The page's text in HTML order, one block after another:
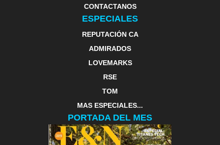
CONTACTANOS
ESPECIALES
REPUTACIÓN CA
ADMIRADOS
LOVEMARKS
RSE
TOM
MAS ESPECIALES...
PORTADA DEL MES